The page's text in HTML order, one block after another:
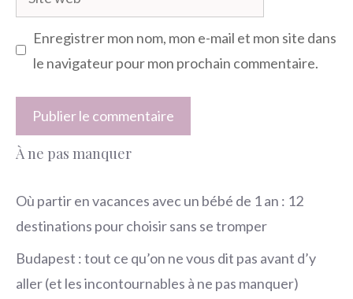
web
Enregistrer mon nom, mon e-mail et mon site dans
le navigateur pour mon prochain commentaire.
À ne pas manquer
Où partir en vacances avec un bébé de 1 an : 12
destinations pour choisir sans se tromper
Budapest : tout ce qu’on ne vous dit pas avant d’y
aller (et les incontournables à ne pas manquer)